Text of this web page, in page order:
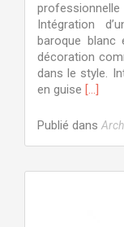
professionnelle
Intégration
baroque blanc
décoration
dans le style.
en guise En
plus
[…]
Publié dans